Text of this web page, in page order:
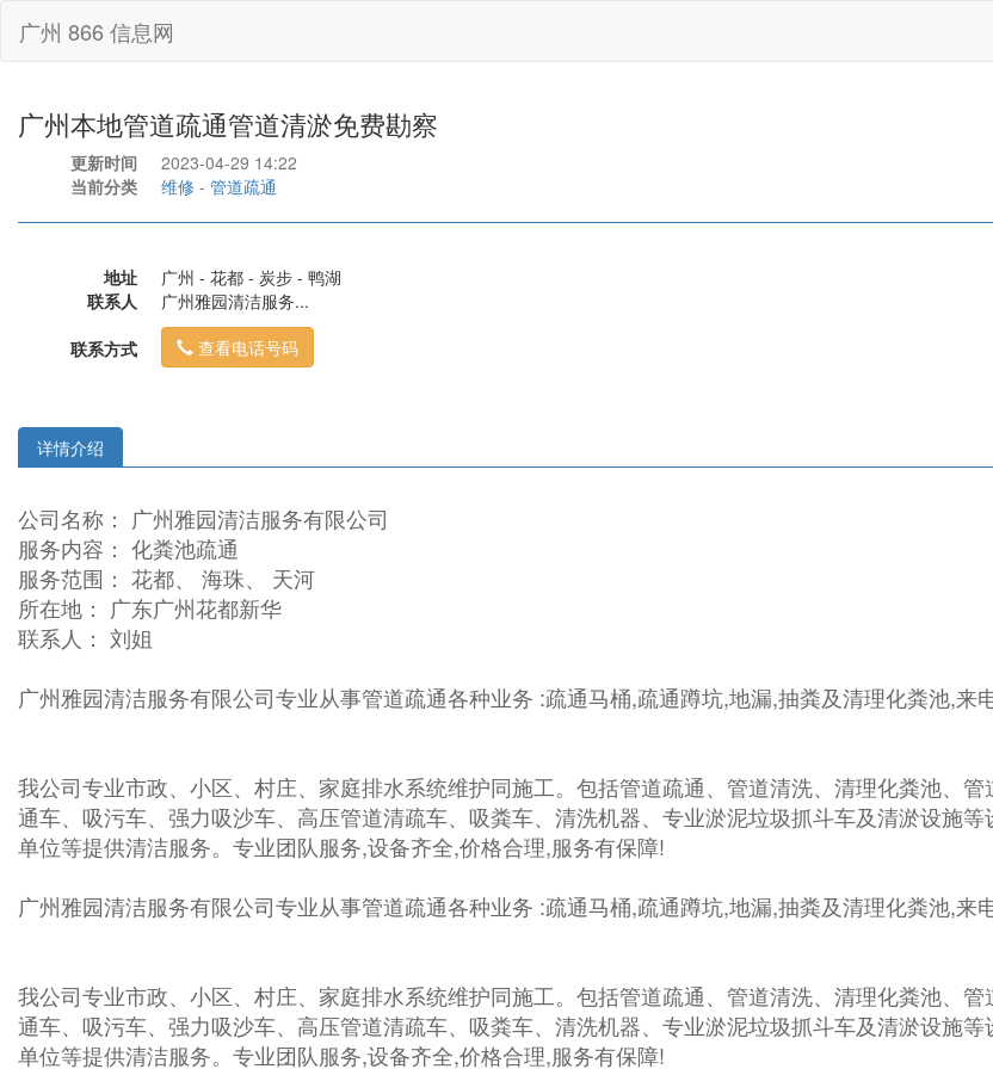
广州 866 信息网
广州本地管道疏通管道清淤免费勘察
更新时间
2023-04-29 14:22
当前分类
维修 - 管道疏通
地址
广州 - 花都 - 炭步 - 鸭湖
联系人
广州雅园清洁服务...
联系方式
查看电话号码
详情介绍
公司名称： 广州雅园清洁服务有限公司
服务内容： 化粪池疏通
服务范围： 花都、 海珠、 天河
所在地： 广东广州花都新华
联系人： 刘姐
广州雅园清洁服务有限公司专业从事管道疏通各种业务 :疏通马桶,疏通蹲坑,地漏,抽粪及清理化粪池,来
我公司专业市政、小区、村庄、家庭排水系统维护同施工。包括管道疏通、管道清洗、清理化粪池、
通车、吸污车、强力吸沙车、高压管道清疏车、吸粪车、清洗机器、专业淤泥垃圾抓斗车及清淤设施
单位等提供清洁服务。专业团队服务,设备齐全,价格合理,服务有保障!
广州雅园清洁服务有限公司专业从事管道疏通各种业务 :疏通马桶,疏通蹲坑,地漏,抽粪及清理化粪池,来
我公司专业市政、小区、村庄、家庭排水系统维护同施工。包括管道疏通、管道清洗、清理化粪池、
通车、吸污车、强力吸沙车、高压管道清疏车、吸粪车、清洗机器、专业淤泥垃圾抓斗车及清淤设施
单位等提供清洁服务。专业团队服务,设备齐全,价格合理,服务有保障!